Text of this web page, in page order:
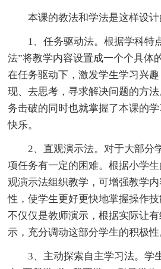
本课的教法和学法是这样设计
1、任务驱动法。根据学科特
法”将教学内容设置成一个个具体
在任务驱动下，激发学生学习兴
现、去思考，寻求解决问题的方
务击破的同时也就掌握了本课的
快乐。
2、直观演示法。对于大部分
项任务有一定的困难。根据小学
观演示法组织教学，可增强教学
性，使学生更好更快地掌握操作
不仅仅是教师演示，根据实际让
示，充分调动这部分学生的积极性
3、主动探索自主学习法。学